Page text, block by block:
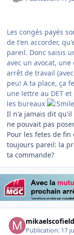
Les congés payés
de t'en accorder,
pareil. Donc saisis
avec un avocat,
arrêt de travail
peu! A ta place, ça
une lettre au DET
les bureaux
Il n'a jamais dit qu'il
ne pouvait pas
Pour les fetes de fin
toujours pareil: la
ta commande?
mikaelscofield
Publication: 17